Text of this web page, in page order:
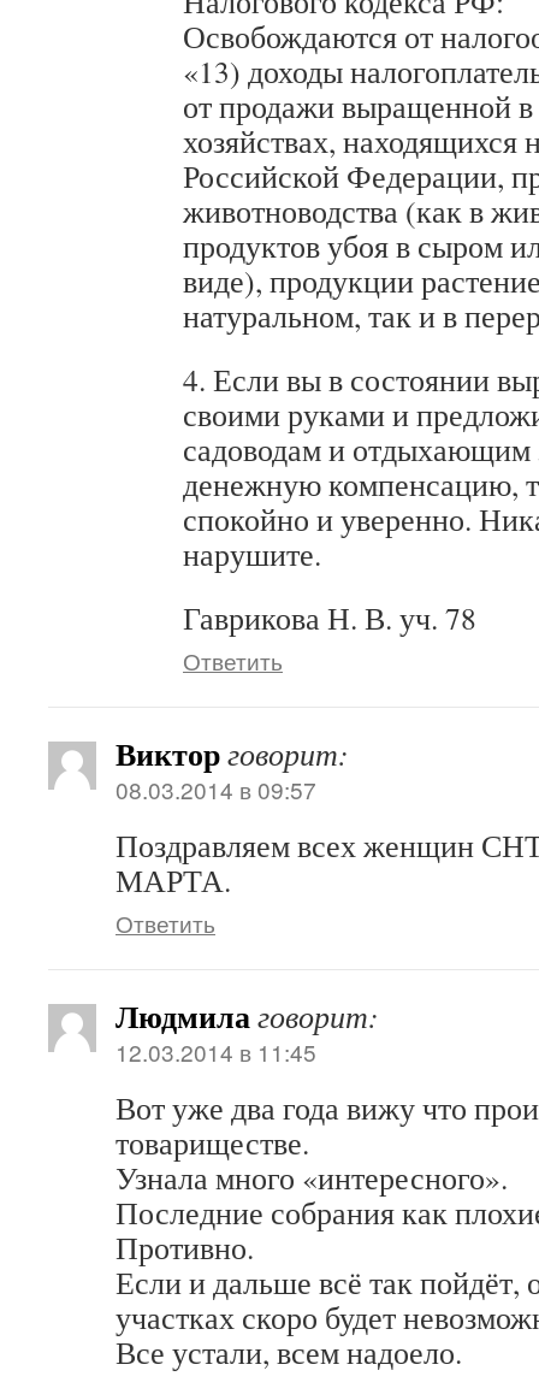
Освобождаются от
«13) доходы
от продажи выращенной
хозяйствах, находящихся
Российской Федерации,
животноводства (как в
продуктов убоя в сыром
виде), продукции
натуральном, так и в
4. Если вы в состоянии
своими руками и
садоводам и отдыхающим
денежную компенсацию,
спокойно и уверенно.
нарушите.
Гаврикова Н. В. уч. 78
Ответить
Викторговорит:
08.03.2014 в 09:57
Поздравляем всех женщин
МАРТА.
Ответить
Людмилаговорит:
12.03.2014 в 11:45
Вот уже два года вижу что
товариществе.
Узнала много «интересного».
Последние собрания как
Противно.
Если и дальше всё так пойдёт,
участках скоро будет
Все устали, всем надоело.